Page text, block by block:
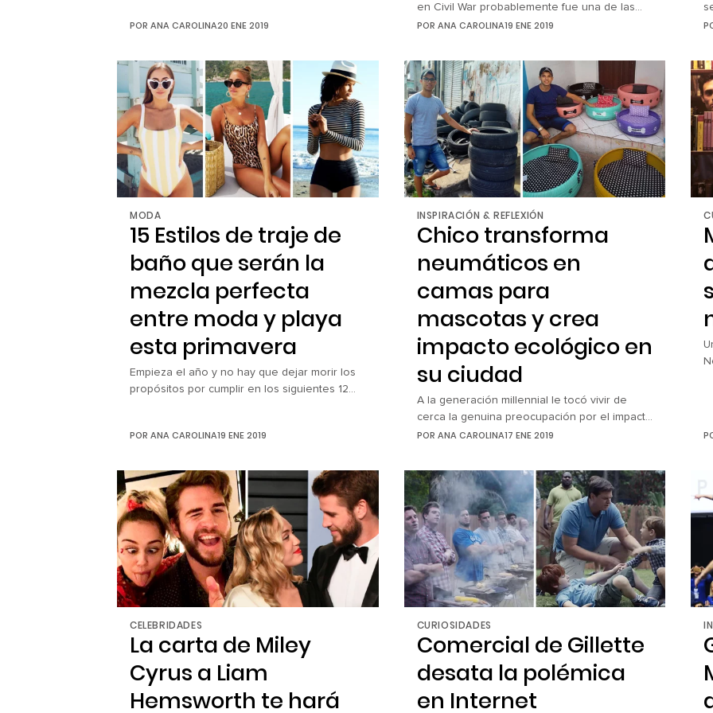
por la […]
POR ANA CAROLINA20 ENE 2019
en Civil War probablemente fue una de las
más esperadas en la historia del cine basado
demostrar sus talentos a la hora de combatir,
detrás de cámaras tienen una propia guerra
que no involucra ni golpes ni armas, […]
POR ANA CAROLINA19 ENE 2019
MODA
15 Estilos de traje de
baño que serán la
mezcla perfecta
entre moda y playa
esta primavera
Empieza el año y no hay que dejar morir los
propósitos por cumplir en los siguientes 12
paso regresar al gimnasio a tonificar tu figura,
baño que dominarán en 2019 serán […]
POR ANA CAROLINA19 ENE 2019
INSPIRACIÓN & REFLEXIÓN
Chico transforma
neumáticos en
camas para
mascotas y crea
impacto ecológico en
su ciudad
A la generación millennial le tocó vivir de
cerca la genuina preocupación por el impacto
ambiental que el mundo moderno ha tenido
año, cerca de mil millones de neumáticos son
desechados en el mundo y con esto […]
POR ANA CAROLINA17 ENE 2019
CELEBRIDADES
La carta de Miley
Cyrus a Liam
Hemsworth te hará
CURIOSIDADES
Comercial de Gillette
desata la polémica
en Internet